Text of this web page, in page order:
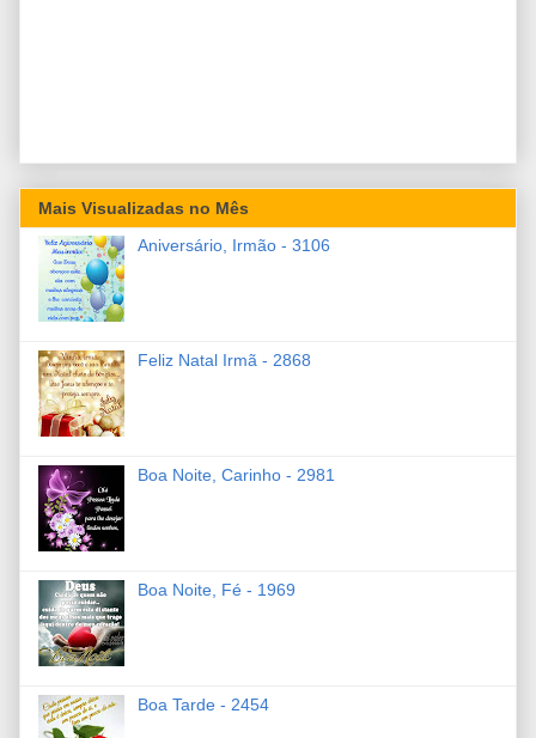
Mais Visualizadas no Mês
Aniversário, Irmão - 3106
Feliz Natal Irmã - 2868
Boa Noite, Carinho - 2981
Boa Noite, Fé - 1969
Boa Tarde - 2454